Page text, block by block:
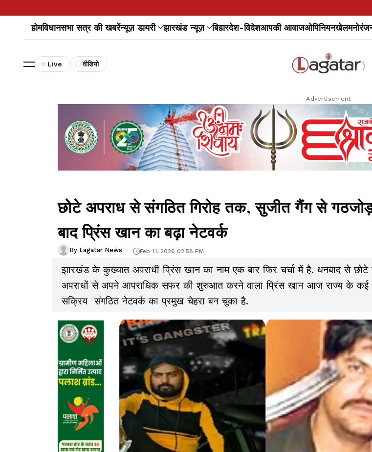
होमविधानसभा सत्र की खबरेंन्यूज़ डायरी झारखंड न्यूज़ बिहारदेश-विदेशआपकी आवाजओपिनियनखेल
Live वीडियो
Advertisement
छोटे अपराध से संगठित गिरोह तक, सुजीत गैंग से
बाद प्रिंस खान का बढ़ा नेटवर्क
By Lagatar News Feb 11, 2026 02:58 PM
झारखंड के कुख्यात अपराधी प्रिंस खान का नाम एक बार फिर चर्चा में है. धनबाद से
अपराधों से अपने आपराधिक सफर की शुरुआत करने वाला प्रिंस खान आज राज्य के कई
सक्रिय संगठित नेटवर्क का प्रमुख चेहरा बन चुका है.